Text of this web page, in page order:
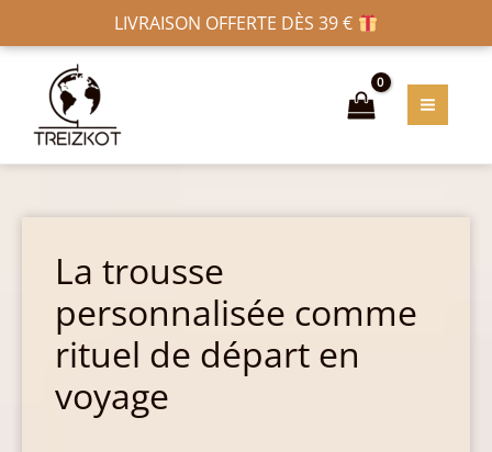
contenu
LIVRAISON OFFERTE DÈS 39 €
MENU
La trousse
personnalisée comme
rituel de départ en
voyage
Navigation
articles